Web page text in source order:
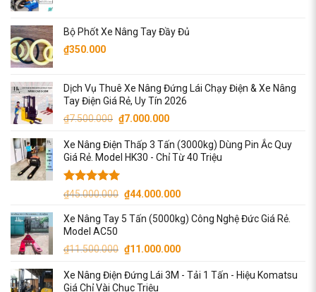
Bộ Phốt Xe Nâng Tay Đầy Đủ
₫350.000
Dịch Vụ Thuê Xe Nâng Đứng Lái Chạy Điện & Xe Nâng
Tay Điện Giá Rẻ, Uy Tín 2026
₫7.500.000 Giá
là:
₫7.500.000.
₫7.000.000Giá
tại
là:
Xe Nâng Điện Thấp 3 Tấn (3000kg) Dùng Pin Ắc Quy
Giá Rẻ. Model HK30 - Chỉ Từ 40 Triệu
Được xếp
5 sao
₫45.000.000 Giá
là:
₫44.000.000Giá
tại
₫44.000.000.
Xe Nâng Tay 5 Tấn (5000kg) Công Nghệ Đức Giá Rẻ.
Model AC50
₫11.500.000 Giá
là:
₫11.000.000Giá
tại
Xe Nâng Điện Đứng Lái 3M - Tải 1 Tấn - Hiệu Komatsu
Giá Chỉ Vài Chục Triệu